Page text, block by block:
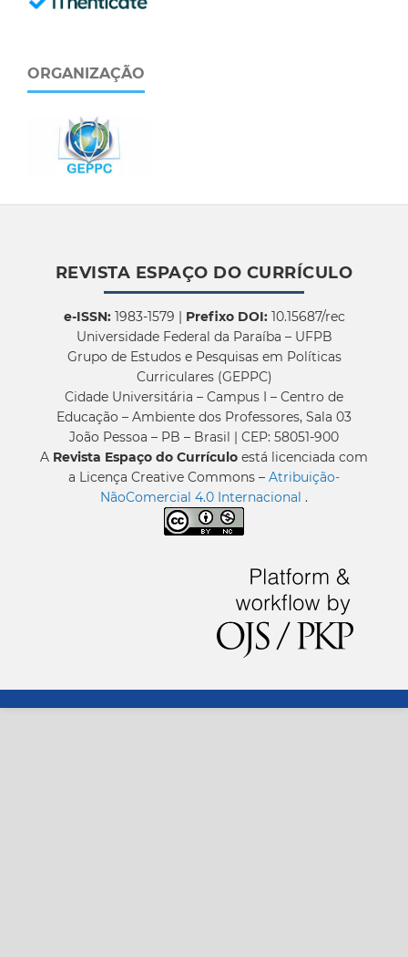
ORGANIZAÇÃO
REVISTA ESPAÇO DO CURRÍCULO
e-ISSN:1983-1579 | Prefixo DOI:10.15687/rec
Universidade Federal da Paraíba – UFPB
Grupo de Estudos e Pesquisas em Políticas
Curriculares (GEPPC)
Cidade Universitária – Campus I – Centro de
Educação – Ambiente dos Professores, Sala 03
João Pessoa – PB – Brasil | CEP: 58051-900
A Revista Espaço do Currículo está licenciada com
a Licença Creative Commons – Atribuição-
NãoComercial 4.0 Internacional .